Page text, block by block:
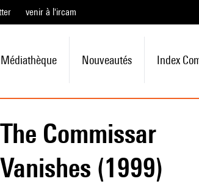
venir à l'ircam
Médiathèque Nouveautés Index
The Commissar
Vanishes (1999)